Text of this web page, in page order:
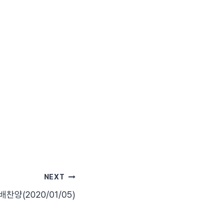
NEXT
찬양(2020/01/05)